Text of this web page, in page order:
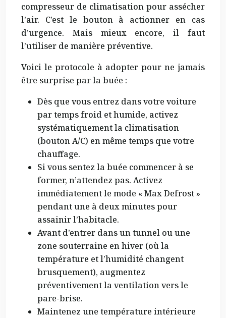
compresseur de climatisation pour assécher
l’air. C’est le bouton à actionner en cas
d’urgence. Mais mieux encore, il faut
l’utiliser de manière préventive.
Voici le protocole à adopter pour ne jamais
être surprise par la buée :
Dès que vous entrez dans votre voiture
par temps froid et humide, activez
systématiquement la climatisation
(bouton A/C) en même temps que votre
chauffage.
Si vous sentez la buée commencer à se
former, n’attendez pas. Activez
immédiatement le mode « Max Defrost »
pendant une à deux minutes pour
assainir l’habitacle.
Avant d’entrer dans un tunnel ou une
zone souterraine en hiver (où la
température et l’humidité changent
brusquement), augmentez
préventivement la ventilation vers le
pare-brise.
Maintenez une température intérieure